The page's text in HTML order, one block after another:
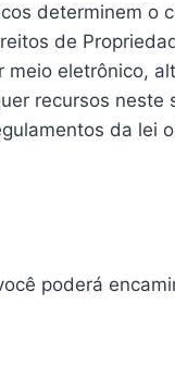
determinem o
de
eletrônico,
recursos
da lei
poderá